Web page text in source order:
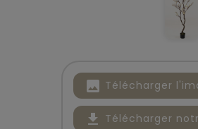
image Télécharger
file_download Télécharger